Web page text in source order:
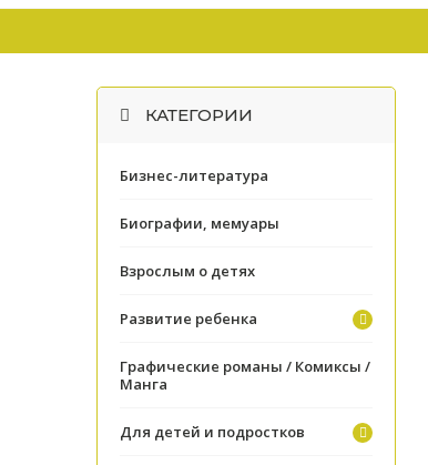
КАТЕГОРИИ
Бизнес-литература
Биографии, мемуары
Взрослым о детях
Развитие ребенка
Графические романы / Комиксы /
Манга
Для детей и подростков